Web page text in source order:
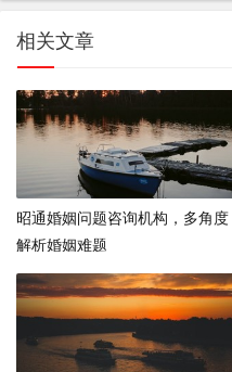
相关文章
昭通婚姻问题咨询机构，多角度
解析婚姻难题